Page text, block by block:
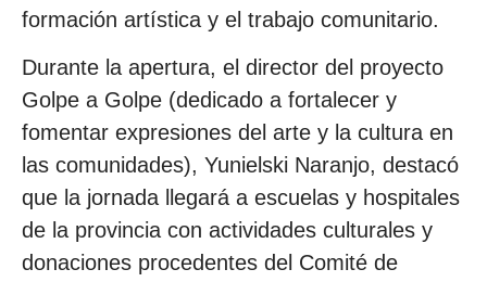
formación artística y el trabajo comunitario.
Durante la apertura, el director del proyecto
Golpe a Golpe (dedicado a fortalecer y
fomentar expresiones del arte y la cultura en
las comunidades), Yunielski Naranjo, destacó
que la jornada llegará a escuelas y hospitales
de la provincia con actividades culturales y
donaciones procedentes del Comité de